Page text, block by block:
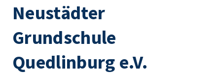
Neustädter
Grundschule
Quedlinburg e.V.